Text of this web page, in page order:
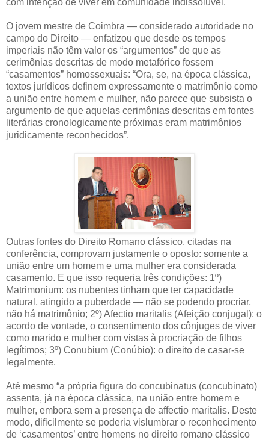
com intenção de viver em comunidade indissolúvel.
O jovem mestre de Coimbra — considerado autoridade no
campo do Direito — enfatizou que desde os tempos
imperiais não têm valor os “argumentos” de que as
cerimônias descritas de modo metafórico fossem
“casamentos” homossexuais: “Ora, se, na época clássica,
textos jurídicos definem expressamente o matrimônio como
a união entre homem e mulher, não parece que subsista o
argumento de que aquelas cerimônias descritas em fontes
literárias cronologicamente próximas eram matrimônios
juridicamente reconhecidos”.
Outras fontes do Direito Romano clássico, citadas na
conferência, comprovam justamente o oposto: somente a
união entre um homem e uma mulher era considerada
casamento. E que isso requeria três condições: 1º)
Matrimonium: os nubentes tinham que ter capacidade
natural, atingido a puberdade — não se podendo procriar,
não há matrimônio; 2º) Afectio maritalis (Afeição conjugal): o
acordo de vontade, o consentimento dos cônjuges de viver
como marido e mulher com vistas à procriação de filhos
legítimos; 3º) Conubium (Conúbio): o direito de casar-se
legalmente.
Até mesmo “a própria figura do concubinatus (concubinato)
assenta, já na época clássica, na união entre homem e
mulher, embora sem a presença de affectio maritalis. Deste
modo, dificilmente se poderia vislumbrar o reconhecimento
de ‘casamentos’ entre homens no direito romano clássico